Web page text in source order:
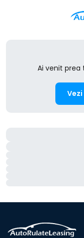
Ai venit prea